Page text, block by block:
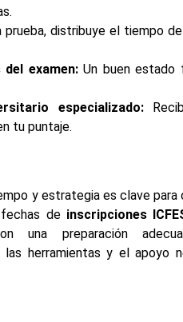
prueba, distribuye el tiempo
examen:Un buen estado
especializado:
tu puntaje.
y estrategia es clave para
de inscripciones
una preparación
herramientas y el apoyo